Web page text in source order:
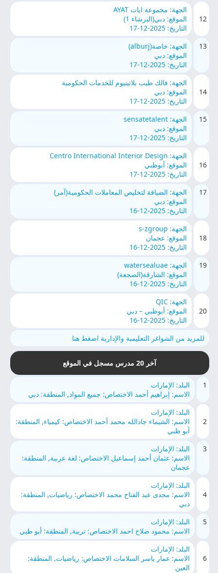
12
الجهة: مجموعة ايات AYAT
الموقع: دبي(البرشاء 1)
التاريخ: 2025-12-17
13
الجهة: خاصة(alburj)
الموقع: دبي
التاريخ: 2025-12-17
14
الجهة: فالك طيب بلاتينيوم للخدمات الحكومية
الموقع: دبي
التاريخ: 2025-12-17
15
الجهة: sensatetalent
الموقع: دبي
التاريخ: 2025-12-17
16
الجهة: Centro International Interior Design
الموقع: أبوظبي
التاريخ: 2025-12-17
17
الجهة: الضيافة لتخليص المعاملات الحكومية(آمر)
الموقع: دبي
التاريخ: 2025-12-16
18
الجهة: s-zgroup
الموقع: عجمان
التاريخ: 2025-12-16
19
الجهة: watersealuae
الموقع: الشارقة(الصجعة)
التاريخ: 2025-12-16
20
الجهة: QIC
الموقع: أبوظبي – دبي
التاريخ: 2025-12-16
للمزيد من الشواغر التعليمية والإدارية اضغط هنا
آخر 20 مدرس مسجل في الموقع
1
البلد: الإمارات
الاسم: إبراهيم أحمد الاختصاص: جميع المواد, المنطقة: دبي
2
البلد: الإمارات
الاسم: الشيماء جادالله محمد أحمد الاختصاص: كيمياء, المنطقة:
أبو ظبي
3
البلد: الإمارات
الاسم: عثمان أحمد إسماعيل الاختصاص: لغة عربية, المنطقة:
عجمان
4
البلد: الإمارات
الاسم: مجدى عبد الفتاح محمد الاختصاص: رياضيات, المنطقة:
دبي
5
البلد: الإمارات
الاسم: محمود صلاح احمد الاختصاص: تربية, المنطقة: أبو ظبي
6
البلد: الإمارات
الاسم: عمار ياسر السلامات الاختصاص: رياضيات, المنطقة:
العين